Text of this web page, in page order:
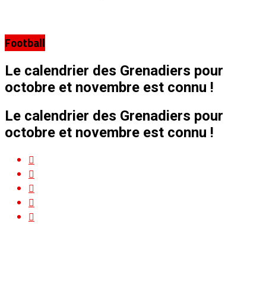
Football
Le calendrier des Grenadiers pour
octobre et novembre est connu !
Le calendrier des Grenadiers pour
octobre et novembre est connu !